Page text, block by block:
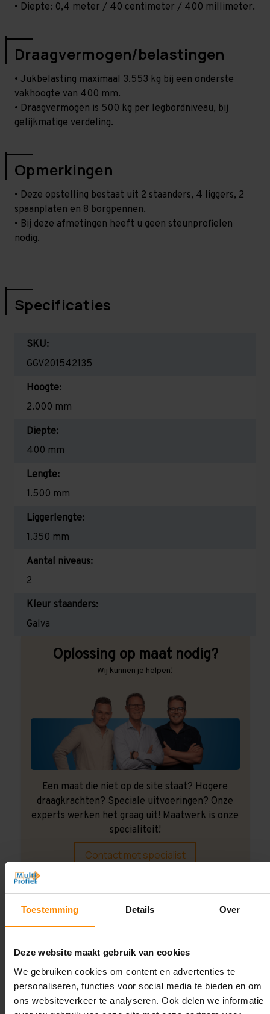
Toestemming Details Over
Deze website maakt gebruik van cookies
We gebruiken cookies om content en advertenties te
personaliseren, functies voor social media te bieden en om
ons websiteverkeer te analyseren. Ook delen we informatie
• Diepte: 0,4 meter / 40 centimeter / 400 millimeter.
Draagvermogen/belastingen
• Jukbelasting maximaal 3.553 kg bij een onderste
vakhoogte van 400 mm.
• Draagvermogen is 500 kg per legbordniveau, bij
gelijkmatige verdeling.
Opmerkingen
• Deze opstelling bestaat uit 2 staanders, 4 liggers, 2
spaanplaten en 8 borgpennen.
• Bij deze afmetingen heeft u geen steunprofielen
nodig.
Specificaties
SKU:
GGV201542135
Hoogte:
2.000 mm
Diepte:
400 mm
Lengte:
1.500 mm
Liggerlengte:
1.350 mm
Aantal niveaus:
2
Kleur staanders:
Galva
Oplossing op maat nodig?
Wij kunnen je helpen!
Een maat die niet op de site staat? Hogere
draagkrachten? Speciale uitvoeringen? Onze
experts werken het graag uit! Maatwerk is onze
specialiteit!
Contact met specialist
Montage uitbesteden?
Laat ons het doen!